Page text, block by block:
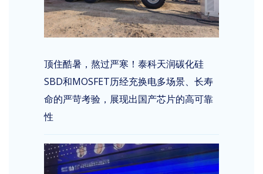
顶住酷暑，熬过严寒！泰科天润碳化硅
SBD和MOSFET历经充换电多场景、长寿
命的严苛考验，展现出国产芯片的高可靠
性